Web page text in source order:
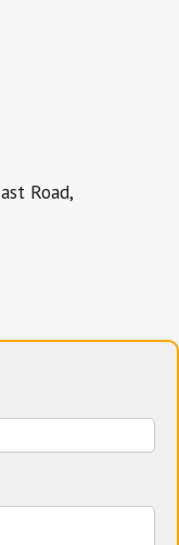
Road,